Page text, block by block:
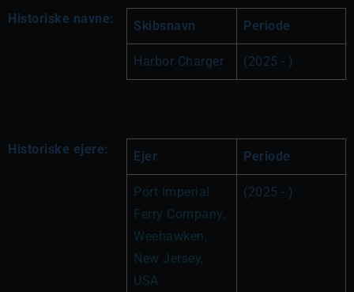
Historiske navne: Skibsnavn Periode
Harbor Charger (2025 - )
Historiske ejere: Ejer Periode
Port Imperial
Ferry Company,
Weehawken,
New Jersey,
USA
(2025 - )